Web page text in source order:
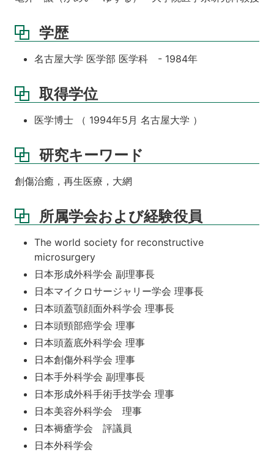
学歴
名古屋大学 医学部 医学科 - 1984年
取得学位
医学博士 （ 1994年5月 名古屋大学 ）
研究キーワード
創傷治癒，再生医療，大網
所属学会および経験役員
The world society for reconstructive
microsurgery
日本形成外科学会 副理事長
日本マイクロサージャリー学会 理事長
日本頭蓋顎顔面外科学会 理事長
日本頭頸部癌学会 理事
日本頭蓋底外科学会 理事
日本創傷外科学会 理事
日本手外科学会 副理事長
日本形成外科手術手技学会 理事
日本美容外科学会 理事
日本褥瘡学会 評議員
日本外科学会